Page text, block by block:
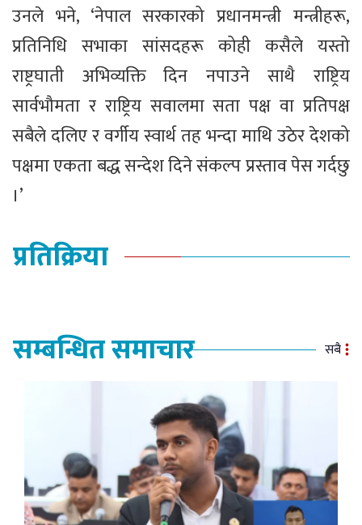
उनले भने, ‘नेपाल सरकारको प्रधानमन्त्री मन्त्रीहरू,
प्रतिनिधि सभाका सांसदहरू कोही कसैले यस्तो
राष्ट्रघाती अभिव्यक्ति दिन नपाउने साथै राष्ट्रिय
सार्वभौमता र राष्ट्रिय सवालमा सता पक्ष वा प्रतिपक्ष
सबैले दलिए र वर्गीय स्वार्थ तह भन्दा माथि उठेर देशको
पक्षमा एकता बद्ध सन्देश दिने संकल्प प्रस्ताव पेस गर्दछु
।’
प्रतिक्रिया
सम्बन्धित समाचार सबै